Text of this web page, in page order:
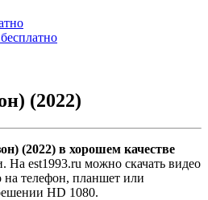
(2022)
(2022) в хорошем качестве
На est1993.ru можно скачать видео
на телефон, планшет или
HD 1080.